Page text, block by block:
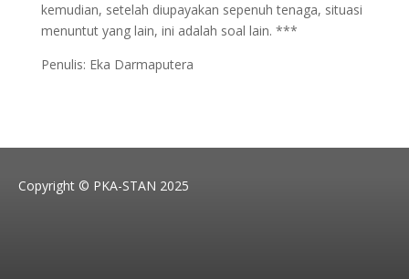
kemudian, setelah diupayakan sepenuh tenaga, situasi
menuntut yang lain, ini adalah soal lain. ***
Penulis: Eka Darmaputera
Copyright © PKA-STAN 2025